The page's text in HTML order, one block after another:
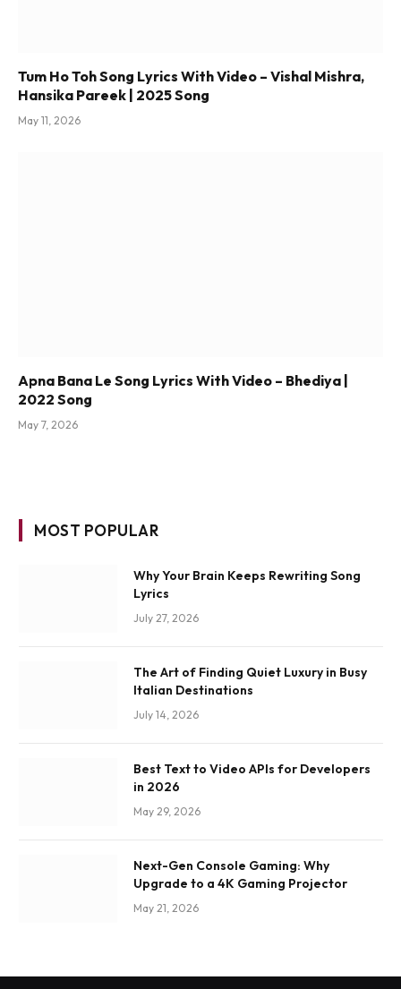
Tum Ho Toh Song Lyrics With Video – Vishal Mishra,
Hansika Pareek | 2025 Song
May 11, 2026
Apna Bana Le Song Lyrics With Video – Bhediya |
2022 Song
May 7, 2026
MOST POPULAR
Why Your Brain Keeps Rewriting Song
Lyrics
July 27, 2026
The Art of Finding Quiet Luxury in Busy
Italian Destinations
July 14, 2026
Best Text to Video APIs for Developers
in 2026
May 29, 2026
Next-Gen Console Gaming: Why
Upgrade to a 4K Gaming Projector
May 21, 2026